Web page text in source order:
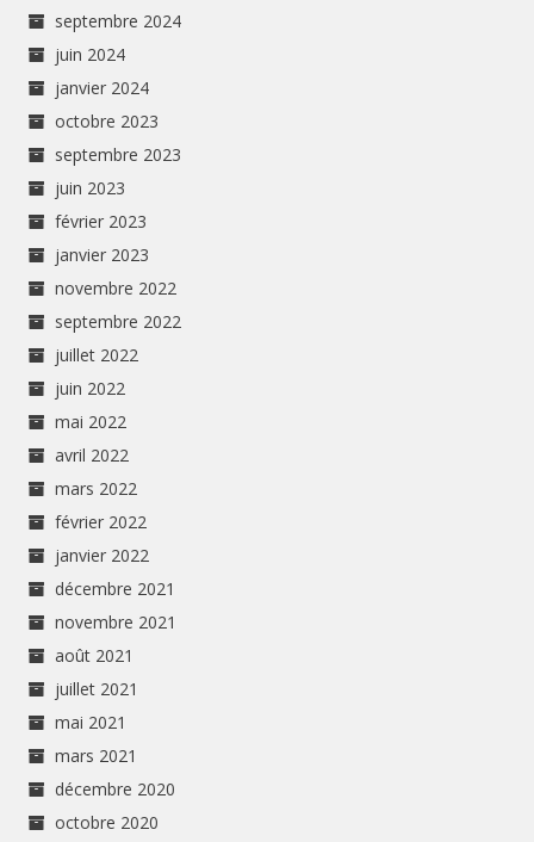
septembre 2024
juin 2024
janvier 2024
octobre 2023
septembre 2023
juin 2023
février 2023
janvier 2023
novembre 2022
septembre 2022
juillet 2022
juin 2022
mai 2022
avril 2022
mars 2022
février 2022
janvier 2022
décembre 2021
novembre 2021
août 2021
juillet 2021
mai 2021
mars 2021
décembre 2020
octobre 2020